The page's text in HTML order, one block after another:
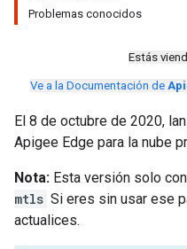
Problemas conocidos
Estás
Ve a la Documentación de
El 8 de octubre de 2020,
Apigee Edge para la nube
Nota: Esta versión solo
mtls Si eres sin usar ese
actualices.